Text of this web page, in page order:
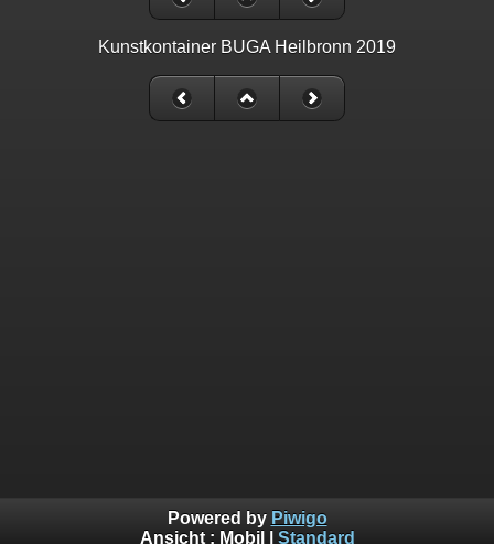
Kunstkontainer BUGA Heilbronn 2019
Powered by Piwigo
Ansicht : Mobil Standard